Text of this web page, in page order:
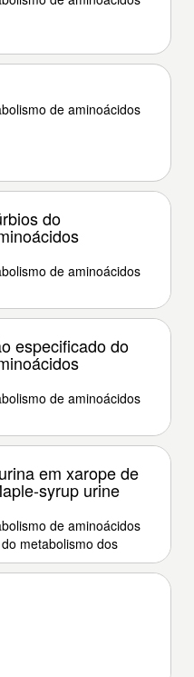
de aminoácidos
do
de aminoácidos
especificado do
de aminoácidos
em xarope de
syrup urine
de aminoácidos
metabolismo dos